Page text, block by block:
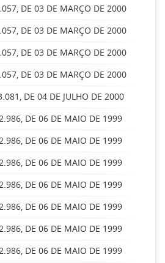
DE 03 DE MARÇO DE 2000
DE 03 DE MARÇO DE 2000
DE 03 DE MARÇO DE 2000
DE 03 DE MARÇO DE 2000
DE 04 DE JULHO DE 2000
DE 06 DE MAIO DE 1999
DE 06 DE MAIO DE 1999
DE 06 DE MAIO DE 1999
DE 06 DE MAIO DE 1999
DE 06 DE MAIO DE 1999
DE 06 DE MAIO DE 1999
DE 06 DE MAIO DE 1999